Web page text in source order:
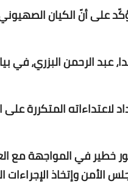
على أنّ الكيان
عبد الرحمن البزري،
لاعتداءاته المتكررة
في المواجهة مع
وإتخاذ الإجراءات